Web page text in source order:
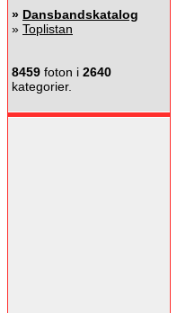
» Dansbandskatalog
» Toplistan
8459 foton i 2640
kategorier.